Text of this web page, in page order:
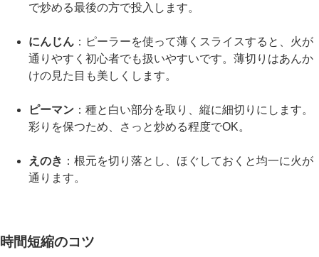
で炒める最後の方で投入します。
にんじん ：ピーラーを使って薄くスライスすると、火が
通りやすく初心者でも扱いやすいです。薄切りはあんか
けの見た目も美しくします。
ピーマン ：種と白い部分を取り、縦に細切りにします。
彩りを保つため、さっと炒める程度でOK。
えのき ：根元を切り落とし、ほぐしておくと均一に火が
通ります。
時間短縮のコツ